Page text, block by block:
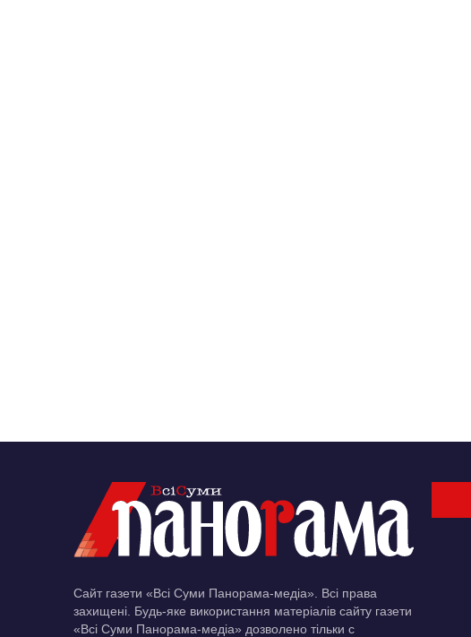
Сайт газети «Всі Суми Панорама-медіа». Всі права
захищені. Будь-яке використання матеріалів сайту газети
«Всі Суми Панорама-медіа» дозволено тільки c